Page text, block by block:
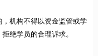
机构不得以资金监管或学
绝学员的合理诉求。